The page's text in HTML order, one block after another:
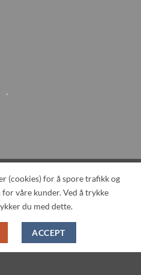
MasterCardMasterCard
2
Klarna
(cookies) for å spore trafikk og
våre kunder. Ved å trykke
du med dette.
ACCEPT